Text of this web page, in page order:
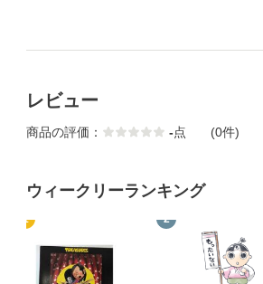
レビュー
商品の評価： -点 (0件)
ウィークリーランキング
1 2